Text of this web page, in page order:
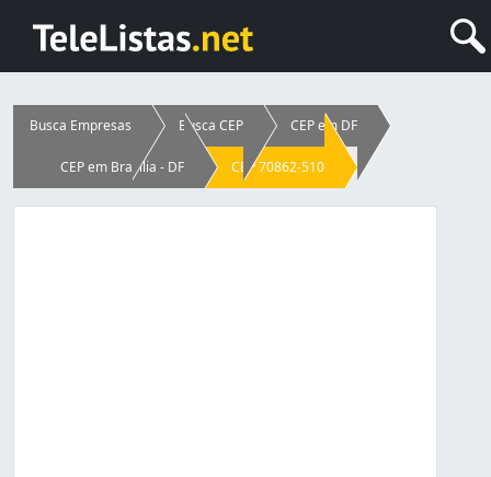
Busca Empresas Busca CEP CEP em DF
CEP em Brasília - DF CEP 70862-510